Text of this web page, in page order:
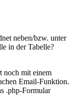
neben/bzw. unter
in der Tabelle?
noch mit einem
Email-Funktion.
.php-Formular